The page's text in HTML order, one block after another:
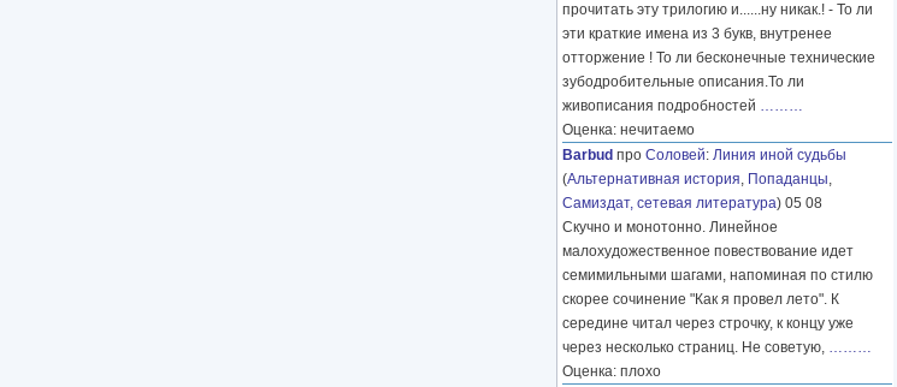
прочитать эту трилогию и......ну никак.! - То ли
эти краткие имена из 3 букв, внутренее
отторжение ! То ли бесконечные технические
зубодробительные описания.То ли
живописания подробностей ………
Оценка: нечитаемо
Barbud про Соловей: Линия иной судьбы
(Альтернативная история, Попаданцы,
Самиздат, сетевая литература) 05 08
Скучно и монотонно. Линейное
малохудожественное повествование идет
семимильными шагами, напоминая по стилю
скорее сочинение "Как я провел лето". К
середине читал через строчку, к концу уже
через несколько страниц. Не советую, ………
Оценка: плохо